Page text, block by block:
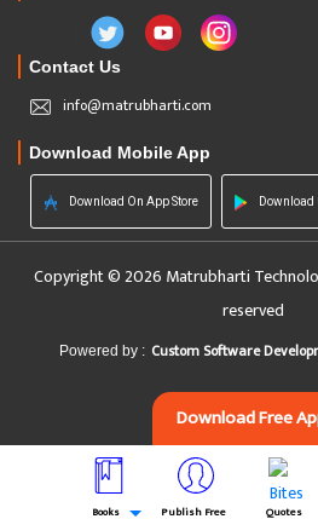
Contact Us
info@matrubharti.com
Download Mobile App
Download On App Store Download
Copyright © 2026 Matrubharti
reserved
Powered by : Custom Software
Download Free
Books Publish Free Quotes